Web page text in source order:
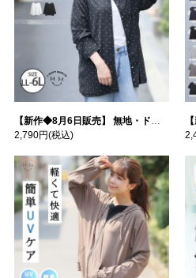
【新作◆8月6日販売】 無地・ドット柄から選べる 忍ばせ 活躍 シアー カーデ | 大きいサイズの通販ならハッピーマリリン
2,790円(税込)
【